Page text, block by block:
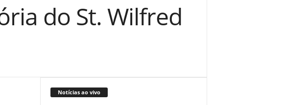
do St. Wilfred
Notícias ao vivo